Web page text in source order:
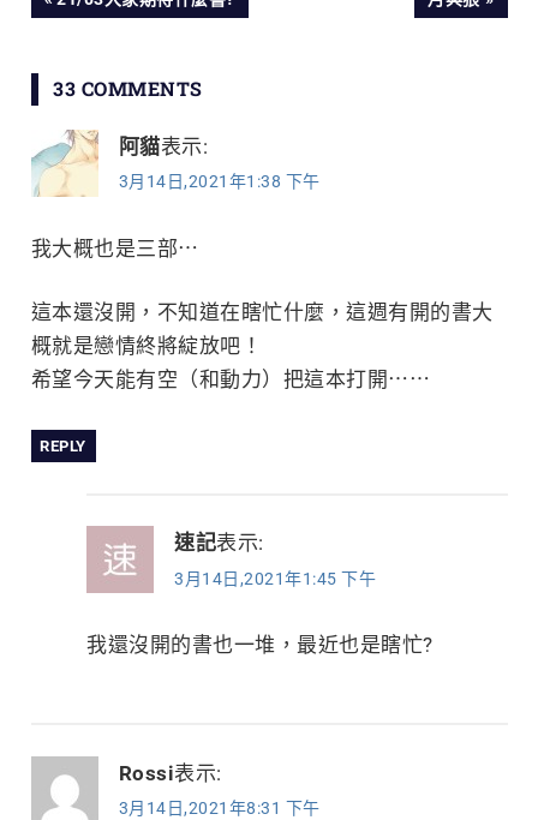
導
覽
33 COMMENTS
阿貓表示:
3月14日,2021年1:38 下午
我大概也是三部⋯
這本還沒開，不知道在瞎忙什麼，這週有開的書大
概就是戀情終將綻放吧！
希望今天能有空（和動力）把這本打開⋯⋯
REPLY
速記表示:
3月14日,2021年1:45 下午
我還沒開的書也一堆，最近也是瞎忙?
Rossi表示:
3月14日,2021年8:31 下午